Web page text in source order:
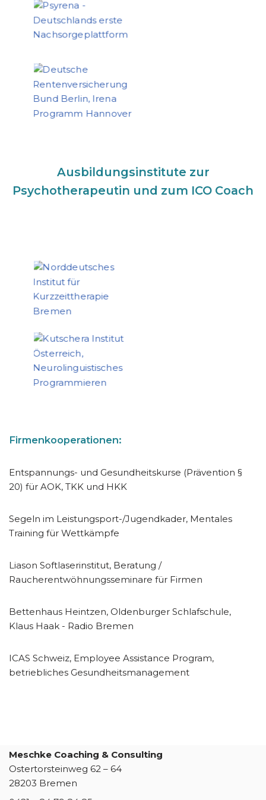
Ausbildungsinstitute zur
Psychotherapeutin und zum ICO Coach
Firmenkooperationen:
Entspannungs- und Gesundheitskurse (Prävention §
20) für AOK, TKK und HKK
Segeln im Leistungsport-/Jugendkader, Mentales
Training für Wettkämpfe
Liason Softlaserinstitut, Beratung /
Raucherentwöhnungsseminare für Firmen
Bettenhaus Heintzen, Oldenburger Schlafschule,
Klaus Haak - Radio Bremen
ICAS Schweiz, Employee Assistance Program,
betriebliches Gesundheitsmanagement
Meschke Coaching & Consulting
Ostertorsteinweg 62 – 64
28203 Bremen